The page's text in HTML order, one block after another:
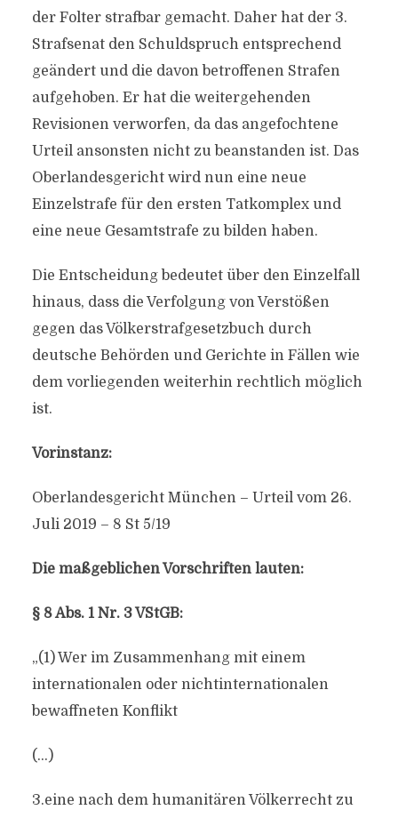
der Folter strafbar gemacht. Daher hat der 3.
Strafsenat den Schuldspruch entsprechend
geändert und die davon betroffenen Strafen
aufgehoben. Er hat die weitergehenden
Revisionen verworfen, da das angefochtene
Urteil ansonsten nicht zu beanstanden ist. Das
Oberlandesgericht wird nun eine neue
Einzelstrafe für den ersten Tatkomplex und
eine neue Gesamtstrafe zu bilden haben.
Die Entscheidung bedeutet über den Einzelfall
hinaus, dass die Verfolgung von Verstößen
gegen das Völkerstrafgesetzbuch durch
deutsche Behörden und Gerichte in Fällen wie
dem vorliegenden weiterhin rechtlich möglich
ist.
Vorinstanz:
Oberlandesgericht München – Urteil vom 26.
Juli 2019 – 8 St 5/19
Die maßgeblichen Vorschriften lauten:
§ 8 Abs. 1 Nr. 3 VStGB:
„(1) Wer im Zusammenhang mit einem
internationalen oder nichtinternationalen
bewaffneten Konflikt
(…)
3.eine nach dem humanitären Völkerrecht zu